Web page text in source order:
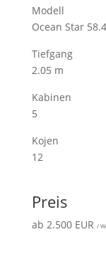
Modell
Ocean Star
Tiefgang
2.05 m
Kabinen
5
Kojen
12
Preis
ab 2.500 EUR /